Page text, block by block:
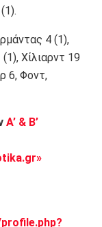
4 (1),
Χίλιαρντ 19
6, Φοντ,
Α’ & Β’